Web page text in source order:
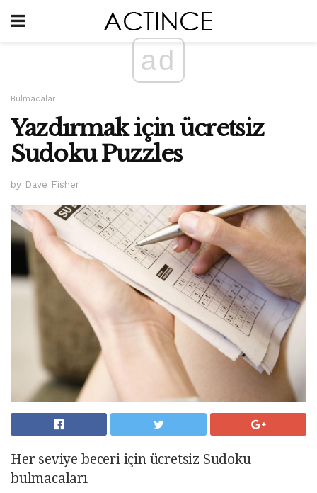
ad
Bulmacalar
Yazdırmak için ücretsiz
Sudoku Puzzles
by Dave Fisher
Her seviye beceri için ücretsiz Sudoku
bulmacaları